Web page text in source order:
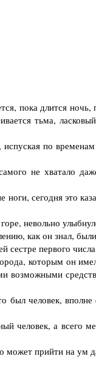
пока длится
тьма,
по
не хватало
сегодня это
невольно
как он знал,
сестре первого
которым он
возможными
человек, вполне
человек, а всего
может прийти на ум